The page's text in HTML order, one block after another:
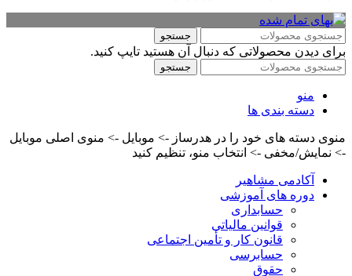
جستجو
برای دیدن محصولاتی که دنبال آن هستید تایپ کنید.
جستجو
منو
دسته بندی ها
منوی دسته های خود را در هدرساز -> موبایل -> منوی اصلی موبایل
-> نمایش/مخفی -> انتخاب منو، تنظیم کنید
آکادمی مشاهیر
دوره های آموزشی
حسابداری
قوانین مالیاتی
قانون کار و تأمین اجتماعی
حسابرسی
حقوق